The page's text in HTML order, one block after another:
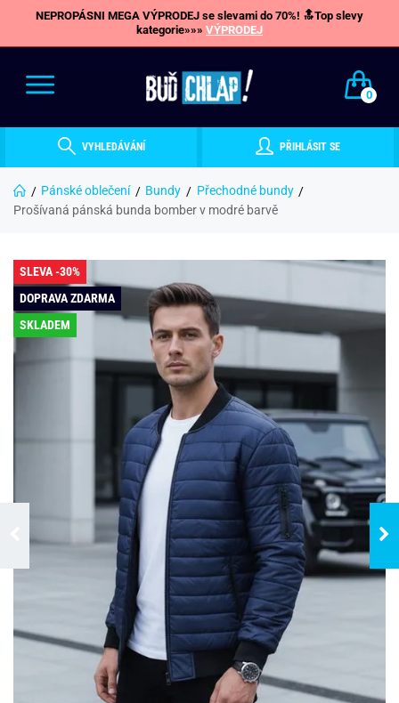
NEPROPÁSNI MEGA VÝPRODEJ se slevami do 70%! 🔝Top slevy
kategorie»»» VÝPRODEJ
0
VYHLEDÁVÁNÍ PŘIHLÁSIT SE
Pánské oblečení Bundy
Přechodné bundy
Prošívaná pánská bunda bomber v modré barvě
SLEVA -30%
DOPRAVA ZDARMA
SKLADEM